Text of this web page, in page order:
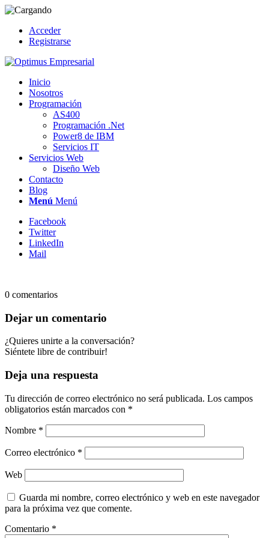
Acceder
Registrarse
Inicio
Nosotros
Programación
AS400
Programación .Net
Power8 de IBM
Servicios IT
Servicios Web
Diseño Web
Contacto
Blog
Menú Menú
Facebook
Twitter
LinkedIn
Mail
0 comentarios
Dejar un comentario
¿Quieres unirte a la conversación?
Siéntete libre de contribuir!
Deja una respuesta
Tu dirección de correo electrónico no será publicada. Los campos
obligatorios están marcados con *
Nombre *
Correo electrónico *
Web
Guarda mi nombre, correo electrónico y web en este navegador
para la próxima vez que comente.
Comentario *